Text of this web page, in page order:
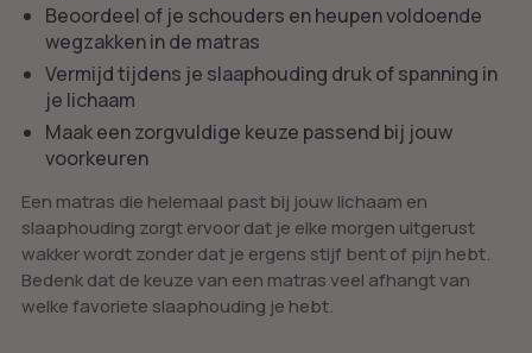
Beoordeel of je schouders en heupen voldoende
wegzakken in de matras
Vermijd tijdens je slaaphouding druk of spanning in
je lichaam
Maak een zorgvuldige keuze passend bij jouw
voorkeuren
Een matras die helemaal past bij jouw lichaam en
slaaphouding zorgt ervoor dat je elke morgen uitgerust
wakker wordt zonder dat je ergens stijf bent of pijn hebt.
Bedenk dat de keuze van een matras veel afhangt van
welke favoriete slaaphouding je hebt.